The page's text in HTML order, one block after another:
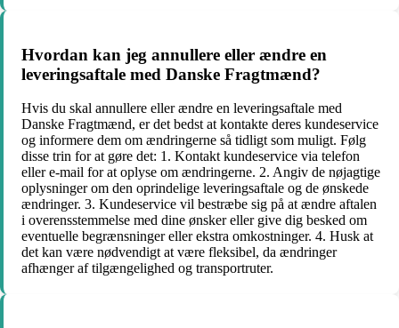
Hvordan kan jeg annullere eller ændre en
leveringsaftale med Danske Fragtmænd?
Hvis du skal annullere eller ændre en leveringsaftale med
Danske Fragtmænd, er det bedst at kontakte deres kundeservice
og informere dem om ændringerne så tidligt som muligt. Følg
disse trin for at gøre det: 1. Kontakt kundeservice via telefon
eller e-mail for at oplyse om ændringerne. 2. Angiv de nøjagtige
oplysninger om den oprindelige leveringsaftale og de ønskede
ændringer. 3. Kundeservice vil bestræbe sig på at ændre aftalen
i overensstemmelse med dine ønsker eller give dig besked om
eventuelle begrænsninger eller ekstra omkostninger. 4. Husk at
det kan være nødvendigt at være fleksibel, da ændringer
afhænger af tilgængelighed og transportruter.